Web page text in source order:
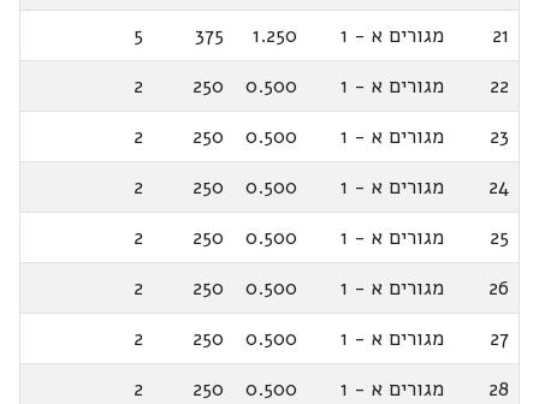
21
מגורים א - 1 1.250
375
5
22
מגורים א - 1 0.500
250
2
23
מגורים א - 1 0.500
250
2
24
מגורים א - 1 0.500
250
2
25
מגורים א - 1 0.500
250
2
26
מגורים א - 1 0.500
250
2
27
מגורים א - 1 0.500
250
2
28
מגורים א - 1 0.500
250
2